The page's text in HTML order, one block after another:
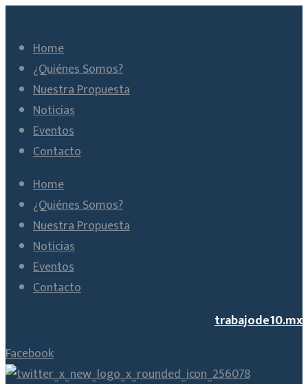
Home
¿Quiénes Somos?
Nuestra Propuesta
Noticias
Eventos
Contacto
Home
¿Quiénes Somos?
Nuestra Propuesta
Noticias
Eventos
Contacto
trabajode10.mx
Facebook